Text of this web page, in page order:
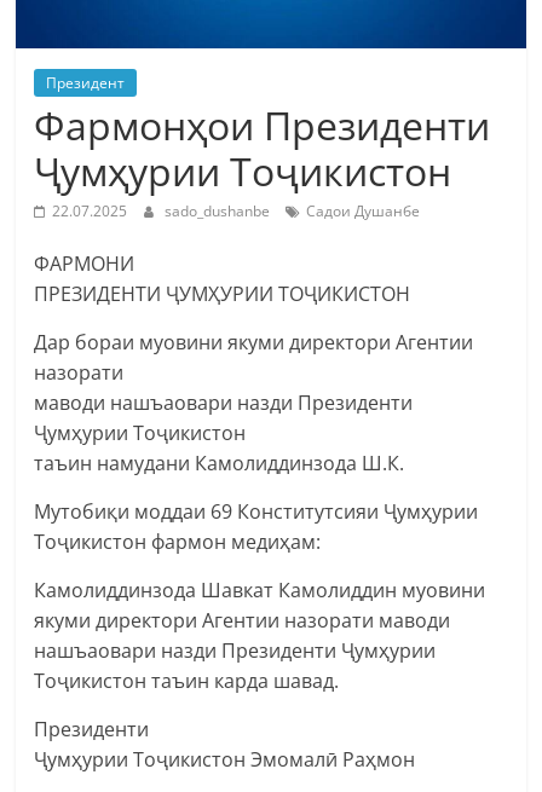
Президент
Фармонҳои Президенти
Ҷумҳурии Тоҷикистон
22.07.2025 sado_dushanbe Садои Душанбе
ФАРМОНИ
ПРЕЗИДЕНТИ ҶУМҲУРИИ ТОҶИКИСТОН
Дар бораи муовини якуми директори Агентии
назорати
маводи нашъаовари назди Президенти
Ҷумҳурии Тоҷикистон
таъин намудани Камолиддинзода Ш.К.
Мутобиқи моддаи 69 Конститутсияи Ҷумҳурии
Тоҷикистон фармон медиҳам:
Камолиддинзода Шавкат Камолиддин муовини
якуми директори Агентии назорати маводи
нашъаовари назди Президенти Ҷумҳурии
Тоҷикистон таъин карда шавад.
Президенти
Ҷумҳурии Тоҷикистон Эмомалӣ Раҳмон